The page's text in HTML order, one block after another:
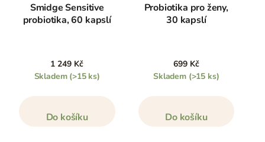
Smidge Sensitive
probiotika, 60 kapslí
1 249 Kč
Skladem (>15 ks)
Do košíku
Probiotika pro ženy,
30 kapslí
699 Kč
Skladem (>15 ks)
Do košíku